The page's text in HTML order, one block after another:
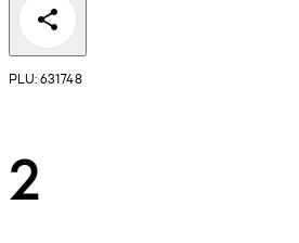
PLU: 631748
2